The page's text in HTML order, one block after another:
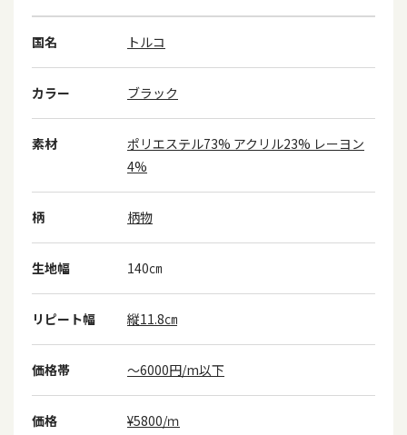
国名 トルコ
カラー ブラック
素材
ポリエステル73% アクリル23% レーヨン
4%
柄 柄物
生地幅 140㎝
リピート幅 縦11.8㎝
価格帯 ～6000円/m以下
価格 ¥5800/ｍ